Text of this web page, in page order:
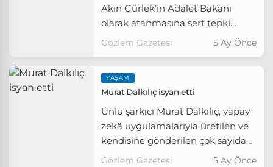
Akın Gürlek’in Adalet Bakanı
olarak atanmasına sert tepki
gösterdi.
Gözlem Gazetesi 5 Ay Önce
YAŞAM
Murat Dalkılıç isyan etti
Ünlü şarkıcı Murat Dalkılıç, yapay
zekâ uygulamalarıyla üretilen ve
kendisine gönderilen çok sayıdaki
beste teklifine sosyal medya
Gözlem Gazetesi 5 Ay Önce